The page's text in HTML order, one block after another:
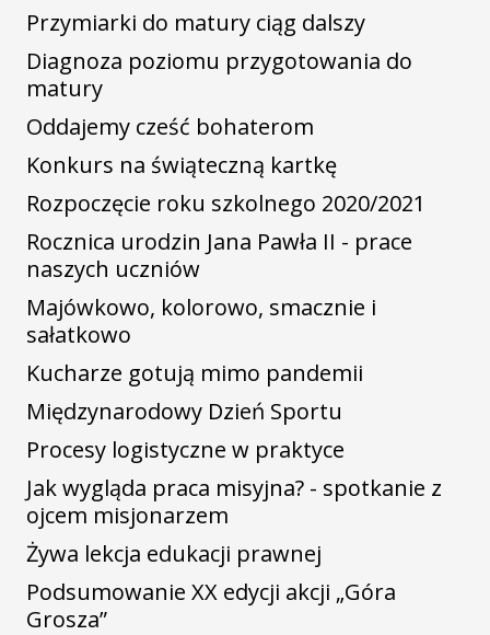
Przymiarki do matury ciąg dalszy
Diagnoza poziomu przygotowania do
matury
Oddajemy cześć bohaterom
Konkurs na świąteczną kartkę
Rozpoczęcie roku szkolnego 2020/2021
Rocznica urodzin Jana Pawła II - prace
naszych uczniów
Majówkowo, kolorowo, smacznie i
sałatkowo
Kucharze gotują mimo pandemii
Międzynarodowy Dzień Sportu
Procesy logistyczne w praktyce
Jak wygląda praca misyjna? - spotkanie z
ojcem misjonarzem
Żywa lekcja edukacji prawnej
Podsumowanie XX edycji akcji „Góra
Grosza”